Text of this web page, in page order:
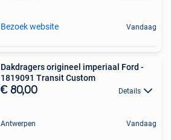
Bezoek website Vandaag
Dakdragers origineel imperiaal Ford -
1819091 Transit Custom
€ 80,00 Details
Antwerpen Vandaag